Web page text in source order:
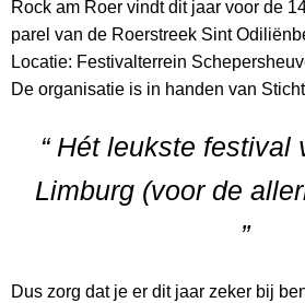
Rock am Roer vindt dit jaar voor de
parel van de Roerstreek Sint
Locatie: Festivalterrein
De organisatie is in handen van
“ Hét leukste festival
Limburg (voor de
”
Dus zorg dat je er dit jaar zeker bij